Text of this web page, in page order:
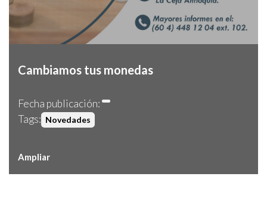
Cambiamos tus monedas
Fecha publicación:
Tags: Novedades
Ampliar